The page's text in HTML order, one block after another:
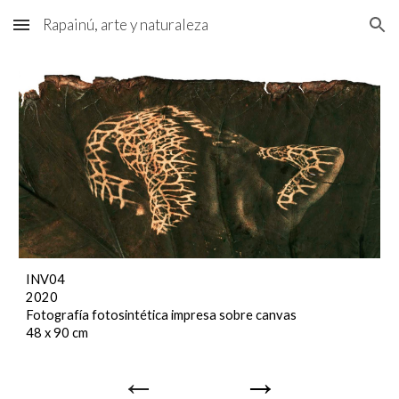
Skip to main content Skip to navigation
Rapainú, arte y naturaleza
INV04
2020
Fotografía fotosintética impresa sobre canvas
48 x 90 cm
← →